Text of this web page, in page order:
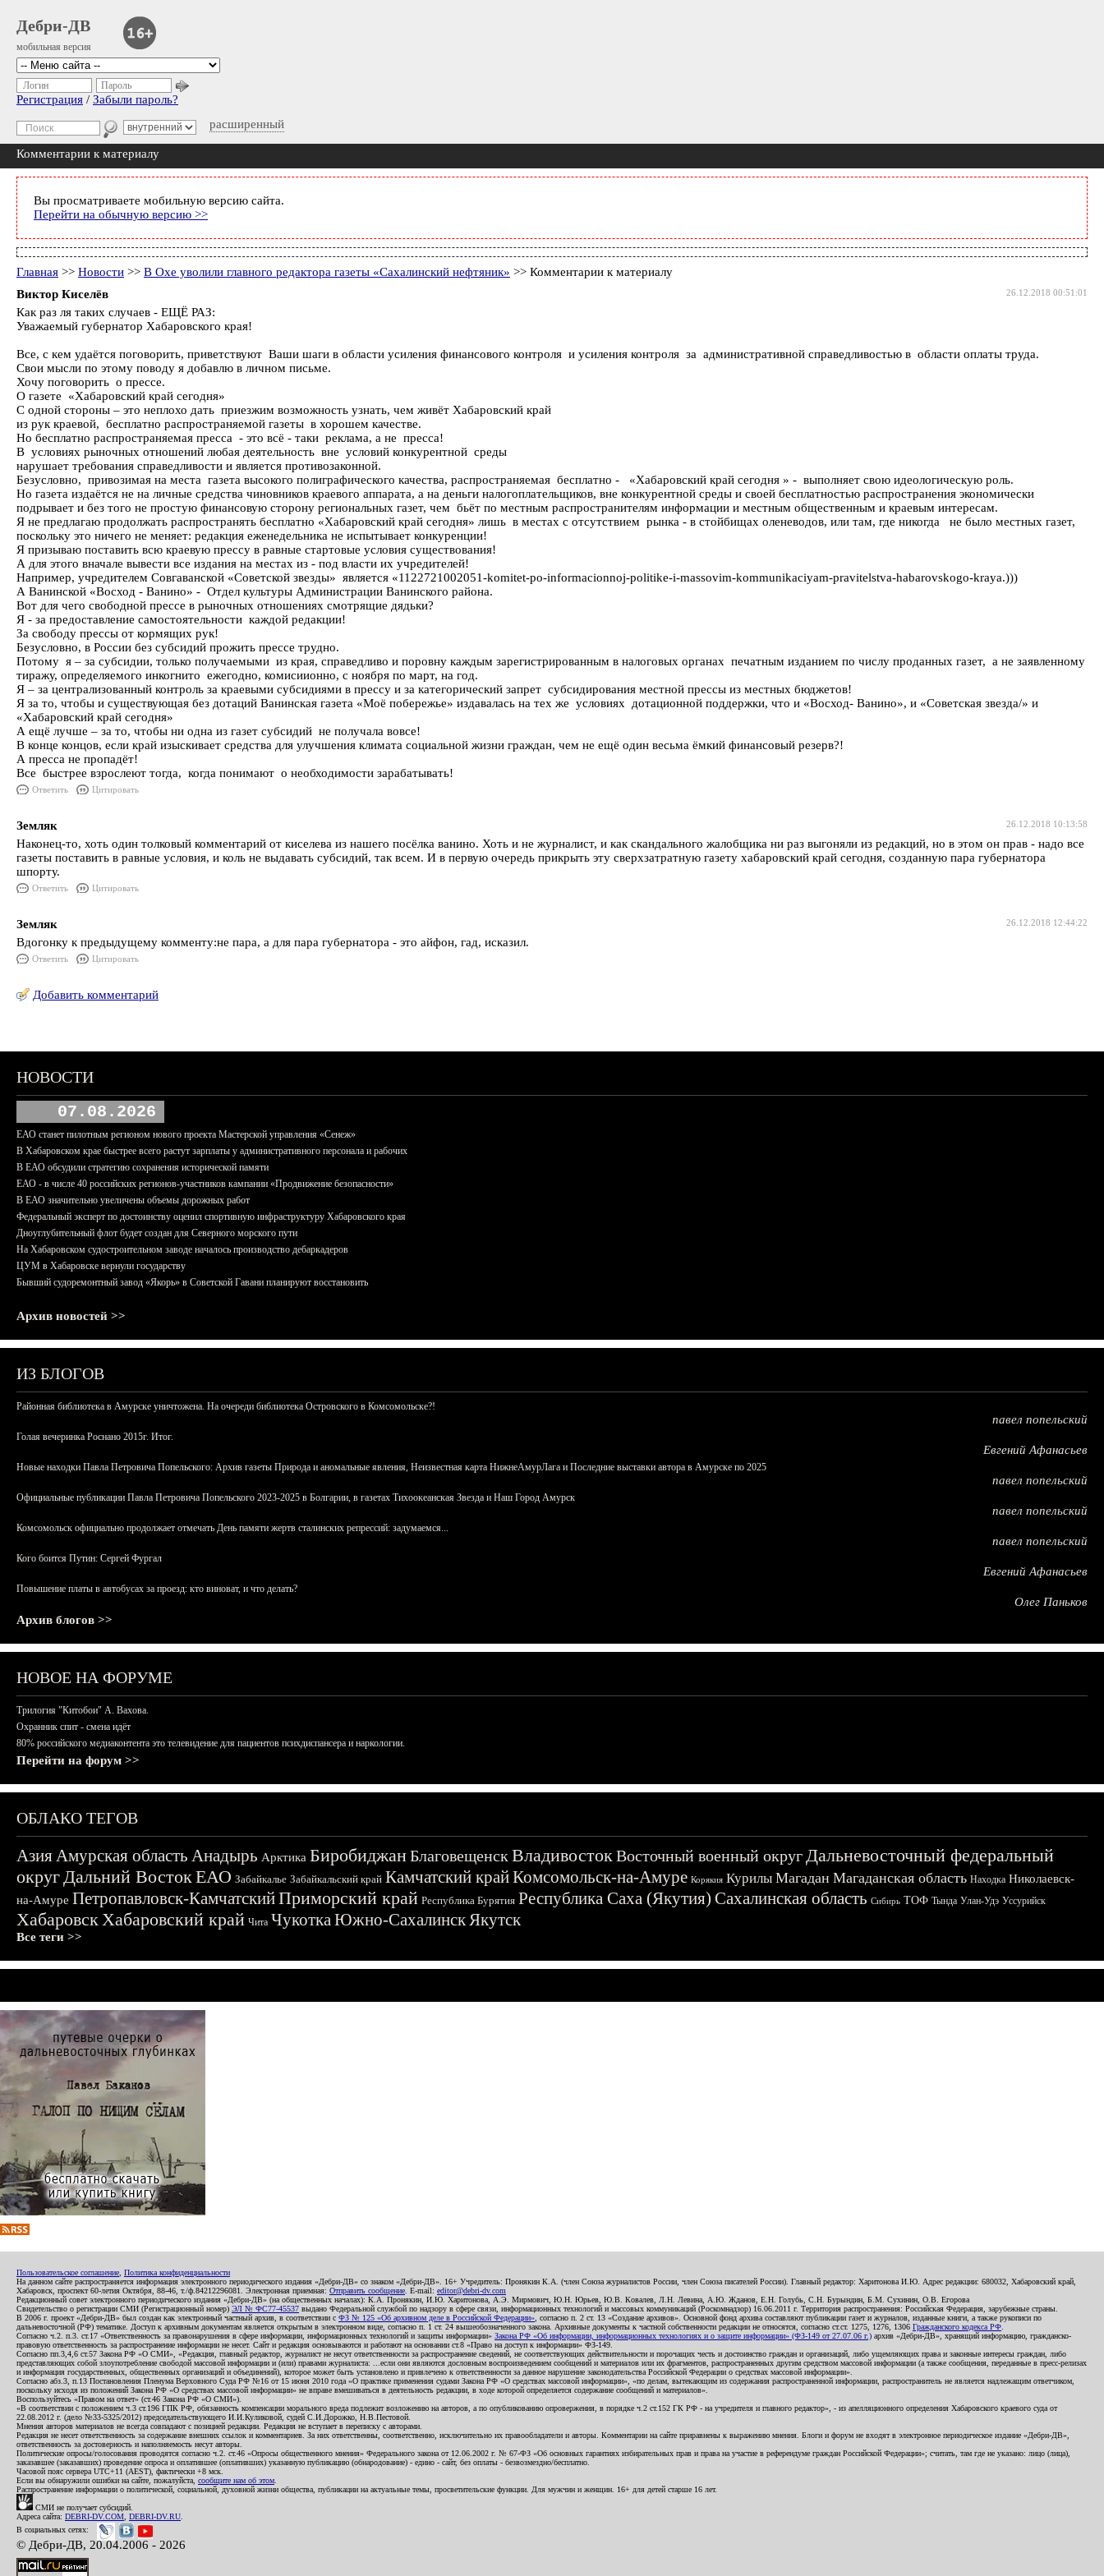
Дебри-ДВ
мобильная версия
расширенный
Логин Пароль
Регистрация / Забыли пароль?
Комментарии к материалу
Вы просматриваете мобильную версию сайта.
Перейти на обычную версию >>
Главная >> Новости >> В Охе уволили главного редактора газеты «Сахалинский нефтяник» >> Комментарии к материалу
26.12.2018 00:51:01
Виктор Киселёв
Как раз ля таких случаев - ЕЩЁ РАЗ:
Уважаемый губернатор Хабаровского края!
Все, с кем удаётся поговорить, приветствуют Ваши шаги в области усиления финансового контроля и усиления контроля за административной справедливостью в области оплаты труда.
Свои мысли по этому поводу я добавлю в личном письме.
Хочу поговорить о прессе.
О газете «Хабаровский край сегодня»
С одной стороны – это неплохо дать приезжим возможность узнать, чем живёт Хабаровский край
из рук краевой, бесплатно распространяемой газеты в хорошем качестве.
Но бесплатно распространяемая пресса - это всё - таки реклама, а не пресса!
В условиях рыночных отношений любая деятельность вне условий конкурентной среды
нарушает требования справедливости и является противозаконной.
Безусловно, привозимая на места газета высокого полиграфического качества, распространяемая бесплатно - «Хабаровский край сегодня » - выполняет свою идеологическую роль.
Но газета издаётся не на личные средства чиновников краевого аппарата, а на деньги налогоплательщиков, вне конкурентной среды и своей бесплатностью распространения экономически
подрывает и без того не простую финансовую сторону региональных газет, чем бьёт по местным распространителям информации и местным общественным и краевым интересам.
Я не предлагаю продолжать распространять бесплатно «Хабаровский край сегодня» лишь в местах с отсутствием рынка - в стойбищах оленеводов, или там, где никогда не было местных газет,
поскольку это ничего не меняет: редакция еженедельника не испытывает конкуренции!
Я призываю поставить всю краевую прессу в равные стартовые условия существования!
А для этого вначале вывести все издания на местах из - под власти их учредителей!
Например, учредителем Совгаванской «Советской звезды» является «1122721002051-komitet-po-informacionnoj-politike-i-massovim-kommunikaciyam-pravitelstva-habarovskogo-kraya.)))
А Ванинской «Восход - Ванино» - Отдел культуры Администрации Ванинского района.
Вот для чего свободной прессе в рыночных отношениях смотрящие дядьки?
Я - за предоставление самостоятельности каждой редакции!
За свободу прессы от кормящих рук!
Безусловно, в России без субсидий прожить прессе трудно.
Потому я – за субсидии, только получаемыми из края, справедливо и поровну каждым зарегистрированным в налоговых органах печатным изданием по числу проданных газет, а не заявленному
тиражу, определяемого инкогнито ежегодно, комисиионно, с ноября по март, на год.
Я – за централизованный контроль за краевыми субсидиями в прессу и за категорический запрет субсидирования местной прессы из местных бюджетов!
Я за то, чтобы и существующая без дотаций Ванинская газета «Моё побережье» издавалась на тех же условиях дотационной поддержки, что и «Восход- Ванино», и «Советская звезда/» и
«Хабаровский край сегодня»
А ещё лучше – за то, чтобы ни одна из газет субсидий не получала вовсе!
В конце концов, если край изыскивает средства для улучшения климата социальной жизни граждан, чем не ещё один весьма ёмкий финансовый резерв?!
А пресса не пропадёт!
Все быстрее взрослеют тогда, когда понимают о необходимости зарабатывать!
Ответить Цитировать
26.12.2018 10:13:58
Земляк
Наконец-то, хоть один толковый комментарий от киселева из нашего посёлка ванино. Хоть и не журналист, и как скандального жалобщика ни раз выгоняли из редакций, но в этом он прав - надо все
газеты поставить в равные условия, и коль не выдавать субсидий, так всем. И в первую очередь прикрыть эту сверхзатратную газету хабаровский край сегодня, созданную пара губернатора
шпорту.
Ответить Цитировать
26.12.2018 12:44:22
Земляк
Вдогонку к предыдущему комменту:не пара, а для пара губернатора - это айфон, гад, исказил.
Ответить Цитировать
Добавить комментарий
НОВОСТИ
07.08.2026
ЕАО станет пилотным регионом нового проекта Мастерской управления «Сенеж»
В Хабаровском крае быстрее всего растут зарплаты у административного персонала и рабочих
В ЕАО обсудили стратегию сохранения исторической памяти
ЕАО - в числе 40 российских регионов-участников кампании «Продвижение безопасности»
В ЕАО значительно увеличены объемы дорожных работ
Федеральный эксперт по достоинству оценил спортивную инфраструктуру Хабаровского края
Дноуглубительный флот будет создан для Северного морского пути
На Хабаровском судостроительном заводе началось производство дебаркадеров
ЦУМ в Хабаровске вернули государству
Бывший судоремонтный завод «Якорь» в Советской Гавани планируют восстановить
Архив новостей >>
ИЗ БЛОГОВ
Районная библиотека в Амурске уничтожена. На очереди библиотека Островского в Комсомольске?!
павел попельский
Голая вечеринка Роснано 2015г. Итог.
Евгений Афанасьев
Новые находки Павла Петровича Попельского: Архив газеты Природа и аномальные явления, Неизвестная карта НижнеАмурЛага и Последние выставки автора в Амурске по 2025
павел попельский
Официальные публикации Павла Петровича Попельского 2023-2025 в Болгарии, в газетах Тихоокеанская Звезда и Наш Город Амурск
павел попельский
Комсомольск официально продолжает отмечать День памяти жертв сталинских репрессий: задумаемся...
павел попельский
Кого боится Путин: Сергей Фургал
Евгений Афанасьев
Повышение платы в автобусах за проезд: кто виноват, и что делать?
Олег Паньков
Архив блогов >>
НОВОЕ НА ФОРУМЕ
Трилогия "Китобои" А. Вахова.
Охранник спит - смена идёт
80% российского медиаконтента это телевидение для пациентов психдиспансера и наркологии.
Перейти на форум >>
ОБЛАКО ТЕГОВ
АзияАмурская область Анадырь Арктика БиробиджанБлаговещенскВладивостокВосточный военный округДальневосточный федеральный
округДальний ВостокЕАО Забайкалье Забайкальский край Камчатский крайКомсомольск-на-Амуре Корякия Курилы Магадан Магаданская область Находка Николаевск-
на-Амуре Петропавловск-КамчатскийПриморский край Республика Бурятия Республика Саха (Якутия) Сахалинская область Сибирь ТОФ Тында Улан-Удэ Уссурийск
ХабаровскХабаровский край Чита ЧукоткаЮжно-СахалинскЯкутск
Все теги >>
Пользовательское соглашение Политика конфиденциальности
На данном сайте распространяется информация электронного периодического издания «Дебри-ДВ» со знаком «Дебри-ДВ». 16+ Учредитель: Пронякин К.А. (член Союза журналистов России, член Союза писателей России). Главный редактор: Харитонова И.Ю. Адрес редакции: 680032, Хабаровский край,
Хабаровск, проспект 60-летия Октября, 88-46, т./ф.84212296081. Электронная приемная: Отправить сообщение . E-mail: editor@debri-dv.com
Редакционный совет электронного периодического издания «Дебри-ДВ» (на общественных началах): К.А. Пронякин, И.Ю. Харитонова, А.Э. Мирмович, Ю.Н. Юрьев, Ю.В. Ковалев, Л.Н. Левина, А.Ю. Жданов, Е.Н. Голубь, С.Н. Бурындин, Б.М. Сухинин, О.В. Егорова
Свидетельство о регистрации СМИ (Регистрационный номер) ЭЛ № ФС77-45537 выдано Федеральной службой по надзору в сфере связи, информационных технологий и массовых коммуникаций (Роскомнадзор) 16.06.2011 г. Территория распространения: Российская Федерация, зарубежные страны.
В 2006 г. проект «Дебри-ДВ» был создан как электронный частный архив, в соответствии с ФЗ № 125 «Об архивном деле в Российской Федерации» , согласно п. 2 ст. 13 «Создание архивов». Основной фонд архива составляют публикации газет и журналов, изданные книги, а также рукописи по
дальневосточной (РФ) тематике. Доступ к архивным документам является открытым в электронном виде, согласно п. 1 ст. 24 вышеобозначенного закона. Архивные документы к частной собственности редакции не относятся, согласно ст.ст. 1275, 1276, 1306 Гражданского кодекса РФ
Согласно ч.2. п.3. ст.17 «Ответственность за правонарушения в сфере информации, информационных технологий и защиты информации» Закона РФ «Об информации, информационных технологиях и о защите информации» (ФЗ-149 от 27.07.06 г.) архив «Дебри-ДВ», хранящий информацию, гражданско-
правовую ответственность за распространение информации не несет. Сайт и редакция основываются и работают на основании ст.8 «Право на доступ к информации» ФЗ-149.
Согласно пп.3,4,6 ст.57 Закона РФ «О СМИ», «Редакция, главный редактор, журналист не несут ответственности за распространение сведений, не соответствующих действительности и порочащих честь и достоинство граждан и организаций, либо ущемляющих права и законные интересы граждан, либо
представляющих собой злоупотребление свободой массовой информации и (или) правами журналиста: ...если они являются дословным воспроизведением сообщений и материалов или их фрагментов, распространенных другим средством массовой информации (а также сообщения, переданные в пресс-релизах
и информация государственных, общественных организаций и объединений), которое может быть установлено и привлечено к ответственности за данное нарушение законодательства Российской Федерации о средствах массовой информации».
Согласно абз.3, п.13 Постановления Пленума Верховного Суда РФ №16 от 15 июня 2010 года «О практике применения судами Закона РФ «О средствах массовой информации», «по делам, вытекающим из содержания распространенной информации, распространитель не является надлежащим ответчиком,
поскольку исходя из положений Закона РФ «О средствах массовой информации» не вправе вмешиваться в деятельность редакции, в ходе которой определяется содержание сообщений и материалов».
Воспользуйтесь «Правом на ответ» (ст.46 Закона РФ «О СМИ»).
«В соответствии с положением ч.3 ст.196 ГПК РФ, обязанность компенсации морального вреда подлежит возложению на авторов, а по опубликованию опровержения, в порядке ч.2 ст.152 ГК РФ - на учредителя и главного редактор», - из апелляционного определения Хабаровского краевого суда от
22.08.2012 г. (дело №33-5325/2012) председательствующего И.И.Куликовой, судей С.И.Дорожко, Н.В.Пестовой.
Мнения авторов материалов не всегда совпадают с позицией редакции. Редакция не вступает в переписку с авторами.
Редакция не несет ответственность за содержание внешних ссылок и комментариев. За них ответственны, соответственно, исключительно их правообладатели и авторы. Комментарии на сайте приравнены к выражению мнения. Блоги и форум не входят в электронное периодическое издание «Дебри-ДВ»,
ответственность за достоверность и наполняемость несут авторы.
Политические опросы/голосования проводятся согласно ч.2. ст.46 «Опросы общественного мнения» Федерального закона от 12.06.2002 г. № 67-ФЗ «Об основных гарантиях избирательных прав и права на участие в референдуме граждан Российской Федерации»; считать, там где не указано: лицо (лица),
заказавшее (заказавших) проведение опроса и оплатившее (оплативших) указанную публикацию (обнародование) - едино - сайт, без оплаты - безвозмездно/бесплатно.
Часовой пояс сервера UTC+11 (AEST), фактически +8 мск.
Если вы обнаружили ошибки на сайте, пожалуйста, сообщите нам об этом
Распространение информации о политической, социальной, духовной жизни общества, публикации на актуальные темы, просветительские функции. Для мужчин и женщин. 16+ для детей старше 16 лет.
СМИ не получает субсидий.
Адреса сайта: DEBRI-DV.COM DEBRI-DV.RU
В социальных сетях:
© Дебри-ДВ, 20.04.2006 - 2026